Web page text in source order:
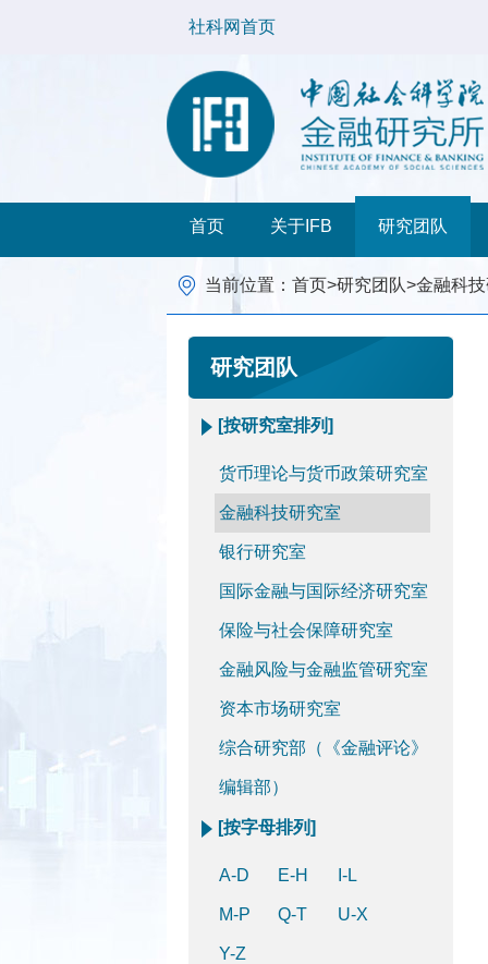
社科网首页
首页 关于IFB 研究团队
当前位置： 首页>研究团队>金融科
研究团队
[按研究室排列]
货币理论与货币政策研究室
金融科技研究室
银行研究室
国际金融与国际经济研究室
保险与社会保障研究室
金融风险与金融监管研究室
资本市场研究室
综合研究部（《金融评论》
编辑部）
[按字母排列]
A-D E-H I-L
M-P Q-T U-X
Y-Z